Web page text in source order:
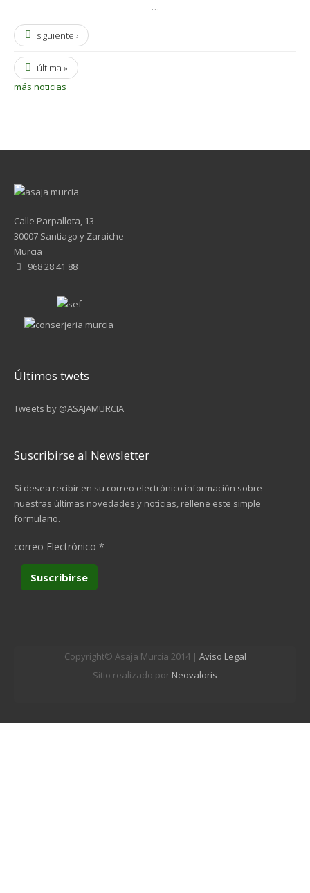
…
siguiente ›
última »
más noticias
Calle Parpallota, 13
30007 Santiago y Zaraiche
Murcia
968 28 41 88
Últimos twets
Tweets by @ASAJAMURCIA
Suscribirse al Newsletter
Si desea recibir en su correo electrónico información sobre
nuestras últimas novedades y noticias, rellene este simple
formulario.
correo Electrónico *
Copyright© Asaja Murcia 2014 | Aviso Legal
Sitio realizado por Neovaloris